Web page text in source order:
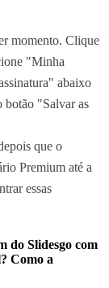
momento. Clique
"Minha
abaixo
botão "Salvar as
que o
Premium até a
essas
do Slidesgo com
Como a